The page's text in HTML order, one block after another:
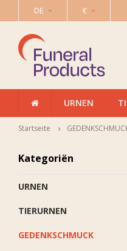
DE €
URNEN
Startseite
Kategoriën
URNEN
TIERURNEN
GEDENKSCHMUCK